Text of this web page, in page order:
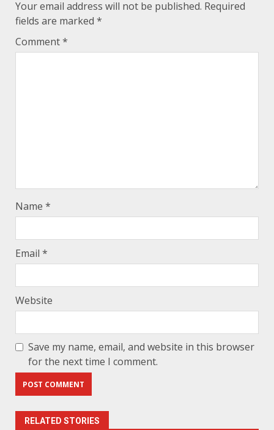
Your email address will not be published. Required
fields are marked *
Comment*
Name *
Email *
Website
Save my name, email, and website in this browser
for the next time I comment.
RELATED STORIES